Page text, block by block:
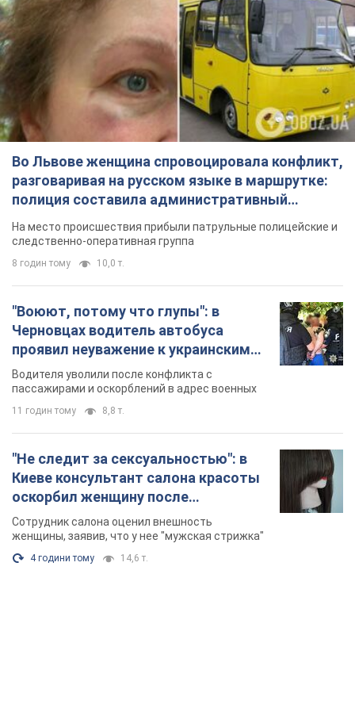
Во Львове женщина спровоцировала конфликт,
разговаривая на русском языке в маршрутке:
полиция составила административный
протокол. Видео
На место происшествия прибыли патрульные полицейские и
следственно-оперативная группа
8 годин тому 10,0 т.
"Воюют, потому что глупы": в
Черновцах водитель автобуса
проявил неуважение к украинским
военным и поплатился за это.
Видео
Водителя уволили после конфликта с
пассажирами и оскорблений в адрес военных
11 годин тому 8,8 т.
"Не следит за сексуальностью": в
Киеве консультант салона красоты
оскорбил женщину после
химиотерапии, разгорелся скандал.
Фото
Сотрудник салона оценил внешность
женщины, заявив, что у нее "мужская стрижка"
4 години тому 14,6 т.